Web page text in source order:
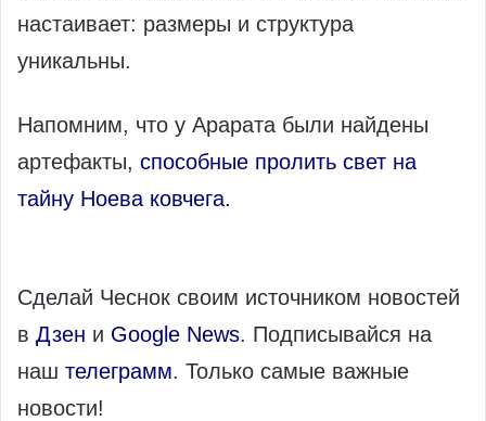
настаивает: размеры и структура
уникальны.
Напомним, что у Арарата были найдены
артефакты, способные пролить свет на
тайну Ноева ковчега.
Сделай Чеснок своим источником новостей
в Дзен и Google News. Подписывайся на
наш телеграмм. Только самые важные
новости!